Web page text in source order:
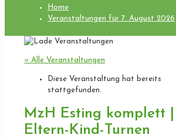
Home
Veranstaltungen für 7. August 2026
« Alle Veranstaltungen
Diese Veranstaltung hat bereits
stattgefunden.
MzH Esting komplett |
Eltern-Kind-Turnen